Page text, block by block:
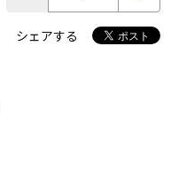
シェアする